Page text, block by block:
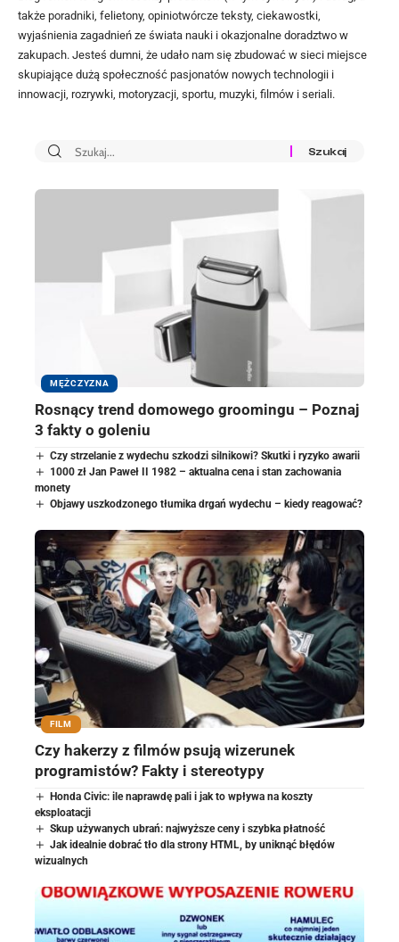
także poradniki, felietony, opiniotwórcze teksty, ciekawostki,
wyjaśnienia zagadnień ze świata nauki i okazjonalne doradztwo w
zakupach. Jesteś dumni, że udało nam się zbudować w sieci miejsce
skupiające dużą społeczność pasjonatów nowych technologii i
innowacji, rozrywki, motoryzacji, sportu, muzyki, filmów i seriali.
MĘŻCZYZNA
Rosnący trend domowego groomingu – Poznaj
3 fakty o goleniu
Czy strzelanie z wydechu szkodzi silnikowi? Skutki i ryzyko awarii
1000 zł Jan Paweł II 1982 – aktualna cena i stan zachowania
monety
Objawy uszkodzonego tłumika drgań wydechu – kiedy reagować?
FILM
Czy hakerzy z filmów psują wizerunek
programistów? Fakty i stereotypy
Honda Civic: ile naprawdę pali i jak to wpływa na koszty
eksploatacji
Skup używanych ubrań: najwyższe ceny i szybka płatność
Jak idealnie dobrać tło dla strony HTML, by uniknąć błędów
wizualnych